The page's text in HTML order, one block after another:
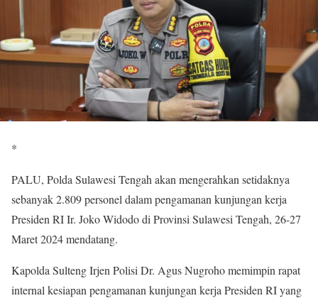
*
PALU, Polda Sulawesi Tengah akan mengerahkan setidaknya
sebanyak 2.809 personel dalam pengamanan kunjungan kerja
Presiden RI Ir. Joko Widodo di Provinsi Sulawesi Tengah, 26-27
Maret 2024 mendatang.
Kapolda Sulteng Irjen Polisi Dr. Agus Nugroho memimpin rapat
internal kesiapan pengamanan kunjungan kerja Presiden RI yang